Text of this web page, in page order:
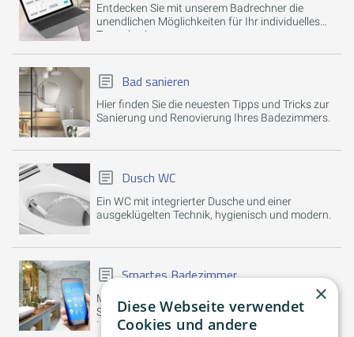
Entdecken Sie mit unserem Badrechner die
unendlichen Möglichkeiten für Ihr individuelles
Traumbad.
Bad sanieren
Hier finden Sie die neuesten Tipps und Tricks zur
Sanierung und Renovierung Ihres Badezimmers.
Dusch WC
Ein WC mit integrierter Dusche und einer
ausgeklügelten Technik, hygienisch und modern.
Smartes Badezimmer
Machen Sie Ihr Zuhause intelligent mit unseren
Smart Home Systemen. Steuern Sie Licht,
Heizung, Sicherheit und mehr per App oder
×
Diese Webseite verwendet
Cookies und andere